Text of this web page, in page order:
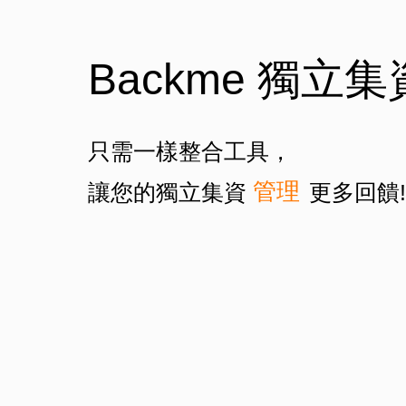
Backme 獨立集
只需一樣整合工具，
讓您的獨立集資
管理
獲得 更多回饋!